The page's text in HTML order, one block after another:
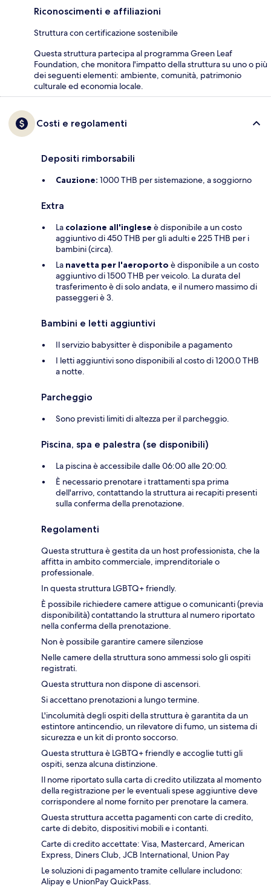
Riconoscimenti e affiliazioni
Struttura con certificazione sostenibile
Questa struttura partecipa al programma Green Leaf
Foundation, che monitora l'impatto della struttura su uno o più
dei seguenti elementi: ambiente, comunità, patrimonio
culturale ed economia locale.
Costi e regolamenti
Depositi rimborsabili
Cauzione: 1000 THB per sistemazione, a soggiorno
Extra
La colazione all'inglese è disponibile a un costo
aggiuntivo di 450 THB per gli adulti e 225 THB per i
bambini (circa).
La navetta per l'aeroporto è disponibile a un costo
aggiuntivo di 1500 THB per veicolo. La durata del
trasferimento è di solo andata, e il numero massimo di
passeggeri è 3.
Bambini e letti aggiuntivi
Il servizio babysitter è disponibile a pagamento
I letti aggiuntivi sono disponibili al costo di 1200.0 THB
a notte.
Parcheggio
Sono previsti limiti di altezza per il parcheggio.
Piscina, spa e palestra (se disponibili)
La piscina è accessibile dalle 06:00 alle 20:00.
È necessario prenotare i trattamenti spa prima
dell'arrivo, contattando la struttura ai recapiti presenti
sulla conferma della prenotazione.
Regolamenti
Questa struttura è gestita da un host professionista, che la
affitta in ambito commerciale, imprenditoriale o
professionale.
In questa struttura LGBTQ+ friendly.
È possibile richiedere camere attigue o comunicanti (previa
disponibilità) contattando la struttura al numero riportato
nella conferma della prenotazione.
Non è possibile garantire camere silenziose
Nelle camere della struttura sono ammessi solo gli ospiti
registrati.
Questa struttura non dispone di ascensori.
Si accettano prenotazioni a lungo termine.
L'incolumità degli ospiti della struttura è garantita da un
estintore antincendio, un rilevatore di fumo, un sistema di
sicurezza e un kit di pronto soccorso.
Questa struttura è LGBTQ+ friendly e accoglie tutti gli
ospiti, senza alcuna distinzione.
Il nome riportato sulla carta di credito utilizzata al momento
della registrazione per le eventuali spese aggiuntive deve
corrispondere al nome fornito per prenotare la camera.
Questa struttura accetta pagamenti con carte di credito,
carte di debito, dispositivi mobili e i contanti.
Carte di credito accettate: Visa, Mastercard, American
Express, Diners Club, JCB International, Union Pay
Le soluzioni di pagamento tramite cellulare includono:
Alipay e UnionPay QuickPass.